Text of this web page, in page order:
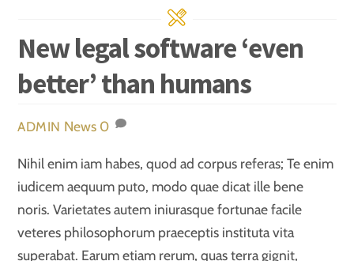
New legal software ‘even
better’ than humans
ADMIN News 0
Nihil enim iam habes, quod ad corpus referas; Te enim
iudicem aequum puto, modo quae dicat ille bene
noris. Varietates autem iniurasque fortunae facile
veteres philosophorum praeceptis instituta vita
superabat. Earum etiam rerum, quas terra gignit,